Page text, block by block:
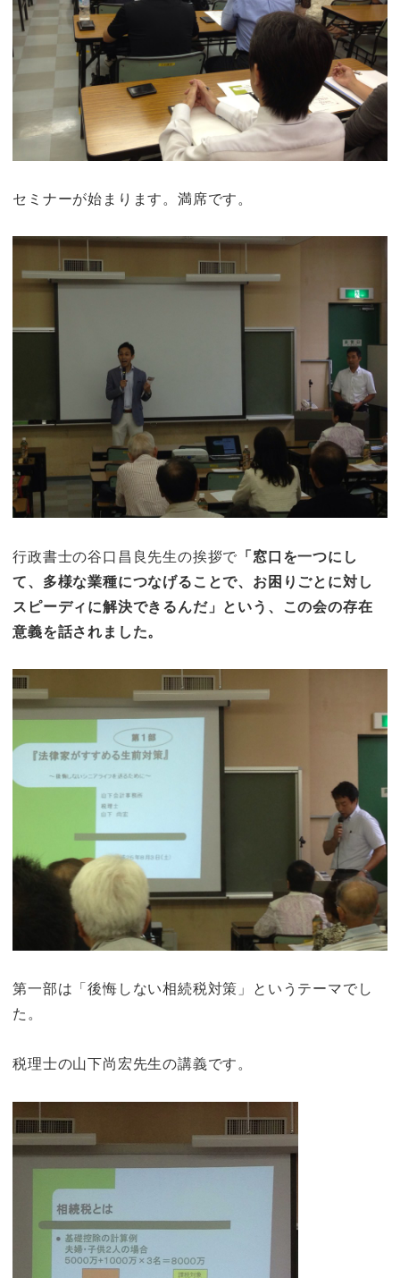
セミナーが始まります。満席です。
行政書士の谷口昌良先生の挨拶で 「窓口を一つにし
て、多様な業種につなげることで、お困りごとに対し
スピーディに解決できるんだ」という、この会の存在
意義を話されました。
第一部は「後悔しない相続税対策」というテーマでし
た。
税理士の山下尚宏先生の講義です。